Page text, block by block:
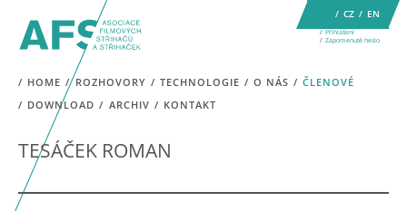
CZ EN
Přihlášení
Zapomenuté heslo
HOME ROZHOVORY TECHNOLOGIE O NÁS
ČLENOVÉ
DOWNLOAD
ARCHIV KONTAKT
TESÁČEK ROMAN